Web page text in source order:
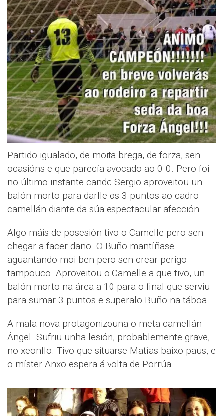
Partido igualado, de moita brega, de forza, sen
ocasións e que parecía avocado ao 0-0. Pero foi
no último instante cando Sergio aproveitou un
balón morto para darlle os 3 puntos ao cadro
camellán diante da súa espectacular afección.
Algo máis de posesión tivo o Camelle pero sen
chegar a facer dano. O Buño mantíñase
aguantando moi ben pero sen crear perigo
tampouco. Aproveitou o Camelle a que tivo, un
balón morto na área a 10 para o final que serviu
para sumar 3 puntos e superalo Buño na táboa.
A mala nova protagonizouna o meta camellán
Ángel. Sufriu unha lesión, probablemente grave,
no xeonllo. Tivo que situarse Matías baixo paus, e
o míster Anxo espera á volta de Porrúa.